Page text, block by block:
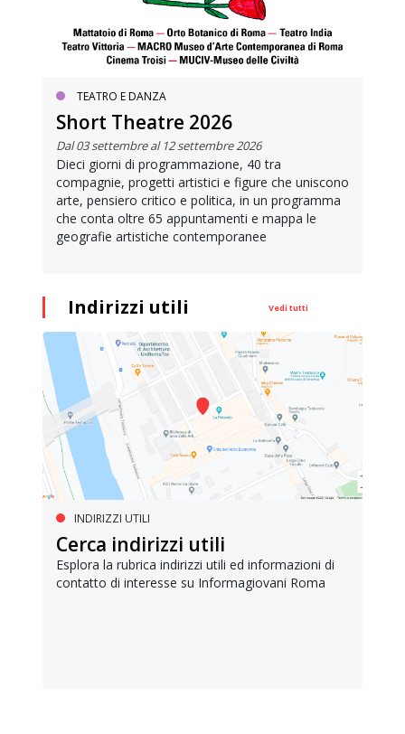
TEATRO E DANZA
Short Theatre 2026
Dal 03 settembre al 12 settembre 2026
Dieci giorni di programmazione, 40 tra
compagnie, progetti artistici e figure che uniscono
arte, pensiero critico e politica, in un programma
che conta oltre 65 appuntamenti e mappa le
geografie artistiche contemporanee
Indirizzi utili Vedi tutti
INDIRIZZI UTILI
Cerca indirizzi utili
Esplora la rubrica indirizzi utili ed informazioni di
contatto di interesse su Informagiovani Roma